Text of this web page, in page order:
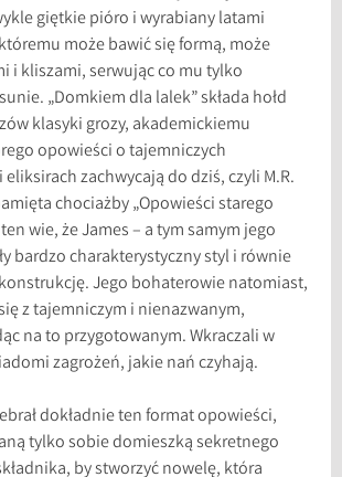
giętkie pióro i wyrabiany latami
może bawić się formą, może
i kliszami, serwując co mu tylko
„Domkiem dla lalek” składa hołd
klasyki grozy, akademickiemu
opowieści o tajemniczych
zachwycają do dziś, czyli M.R.
chociażby „Opowieści starego
wie, że James – a tym samym jego
bardzo charakterystyczny styl i równie
Jego bohaterowie natomiast,
z tajemniczym i nienazwanym,
na to przygotowanym. Wkraczali w
zagrożeń, jakie nań czyhają.
dokładnie ten format opowieści,
tylko sobie domieszką sekretnego
by stworzyć nowelę, która